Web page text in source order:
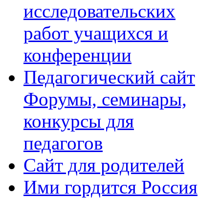
исследовательских
работ учащихся и
конференции
Педагогический сайт
Форумы, семинары,
конкурсы для
педагогов
Сайт для родителей
Ими гордится Россия